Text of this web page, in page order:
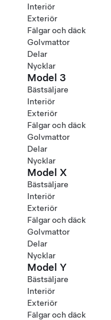
Interiör
Exteriör
Fälgar och däck
Golvmattor
Delar
Nycklar
Model 3
Bästsäljare
Interiör
Exteriör
Fälgar och däck
Golvmattor
Delar
Nycklar
Model X
Bästsäljare
Interiör
Exteriör
Fälgar och däck
Golvmattor
Delar
Nycklar
Model Y
Bästsäljare
Interiör
Exteriör
Fälgar och däck